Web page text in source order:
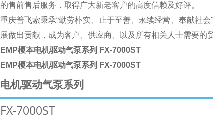
的售前售后服务，取得广大新老客户的高度信赖及好评。
重庆普飞索秉承“勤劳朴实、止于至善、永续经营、奉献社
展做出贡献，成为客户、供应商、以及所有相关人士需要的
EMP榎本电机驱动气泵系列 FX-7000ST
EMP榎本电机驱动气泵系列 FX-7000ST
电机驱动气泵系列
FX-7000ST